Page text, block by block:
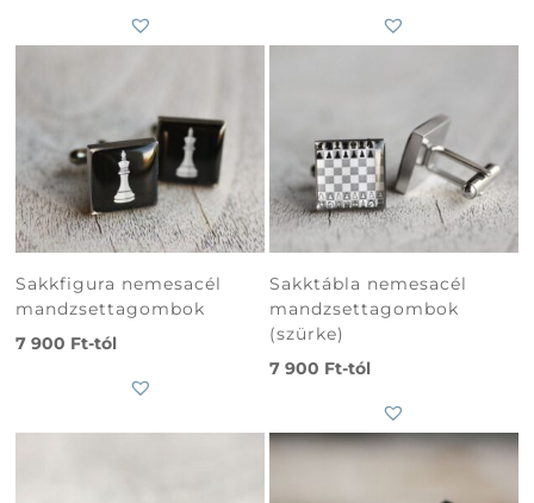
Sakkfigura nemesacél
mandzsettagombok
7 900 Ft-tól
Sakktábla nemesacél
mandzsettagombok
(szürke)
7 900 Ft-tól
Subtotal 0Ft